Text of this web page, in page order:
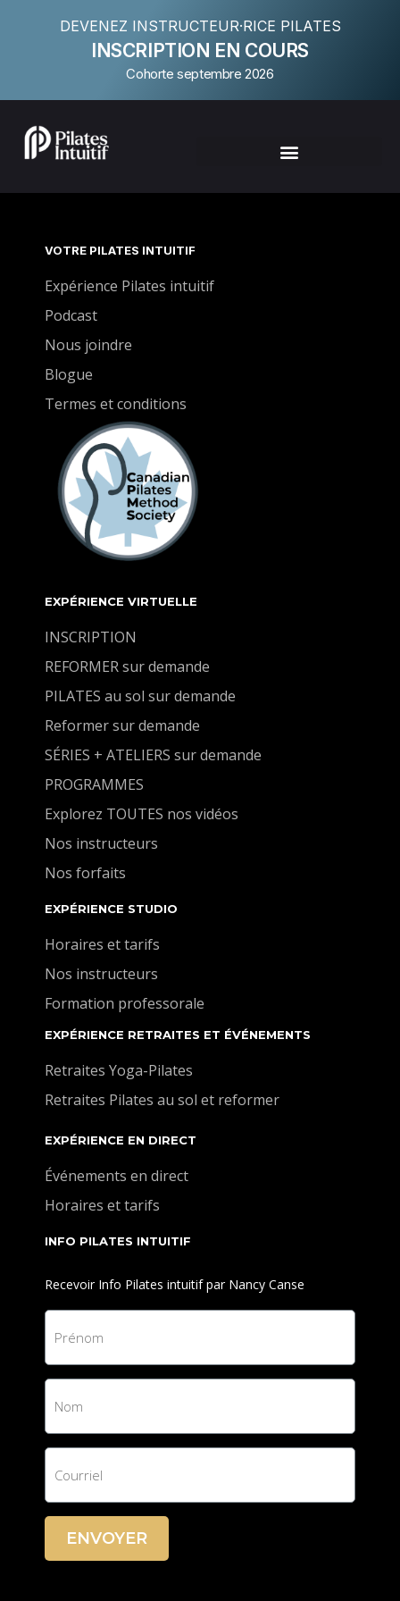
DEVENEZ INSTRUCTEUR·RICE PILATES
INSCRIPTION EN COURS
Cohorte septembre 2026
VOTRE PILATES INTUITIF
Expérience Pilates intuitif
Podcast
Nous joindre
Blogue
Termes et conditions
EXPÉRIENCE VIRTUELLE
INSCRIPTION
REFORMER sur demande
PILATES au sol sur demande
Reformer sur demande
SÉRIES + ATELIERS sur demande
PROGRAMMES
Explorez TOUTES nos vidéos
Nos instructeurs
Nos forfaits
EXPÉRIENCE STUDIO
Horaires et tarifs
Nos instructeurs
Formation professorale
EXPÉRIENCE RETRAITES ET ÉVÉNEMENTS
Retraites Yoga-Pilates
Retraites Pilates au sol et reformer
EXPÉRIENCE EN DIRECT
Événements en direct
Horaires et tarifs
INFO PILATES INTUITIF
Recevoir Info Pilates intuitif par Nancy Canse
ENVOYER